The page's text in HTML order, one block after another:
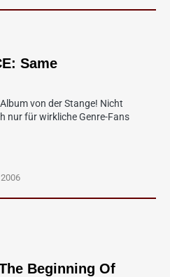
Same
von der Stange! Nicht
nur für wirkliche Genre-Fans
2006
Beginning Of